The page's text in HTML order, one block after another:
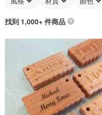
找到 1,000+ 件商品